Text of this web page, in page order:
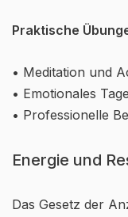
Praktische
• Meditation und
• Emotionales
• Professionelle
Energie und
Das Gesetz der